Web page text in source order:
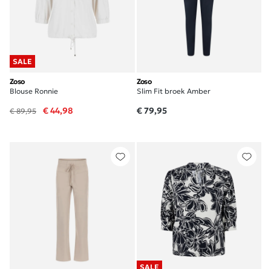
SALE
Zoso
Blouse Ronnie
€ 89,95 € 44,98
Zoso
Slim Fit broek Amber
€ 79,95
SALE